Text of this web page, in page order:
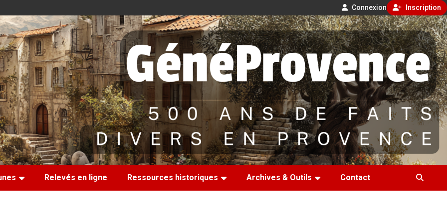
Connexion Inscription
Relevés en ligne Ressources historiques Archives & Outils Contact